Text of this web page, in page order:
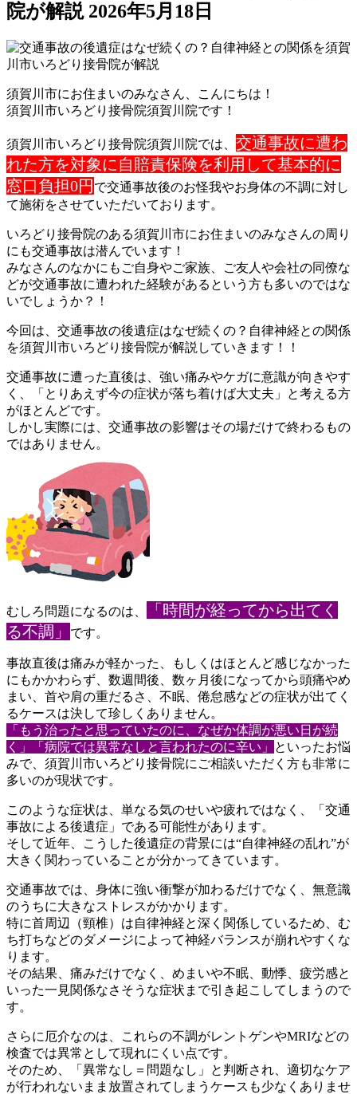
院が解説 2026年5月18日
須賀川市にお住まいのみなさん、こんにちは！
須賀川市いろどり接骨院須賀川院です！
須賀川市いろどり接骨院須賀川院では、 交通事故に遭わ
れた方を対象に自賠責保険を利用して基本的に
窓口負担0円 で交通事故後のお怪我やお身体の不調に対し
て施術をさせていただいております。
いろどり接骨院のある須賀川市にお住まいのみなさんの周り
にも交通事故は潜んでいます！
みなさんのなかにもご自身やご家族、ご友人や会社の同僚な
どが交通事故に遭われた経験があるという方も多いのではな
いでしょうか ？！
今回は、交通事故の後遺症はなぜ続くの？自律神経との関係
を須賀 川市いろどり接骨院が解説していきます！！
交通事故に遭った直後は、強い痛みやケガに意識が向きやす
く、「 とりあえず今の症状が落ち着けば大丈夫」と考える方
がほとんどです。
しかし実際には、交通事故の影響はその場だけで終わるもの
ではあ りません。
むしろ問題になるのは、
「時間が経ってから出てく
る不調」
です。
事故直後は痛みが軽かった、もしくはほとんど感じなかった
にもかかわらず、数週間後、数ヶ月後になってから頭痛やめ
まい、 首や肩の重だるさ、不眠、倦怠感などの症状が出てく
るケースは決して珍しくありません。
「もう治ったと思っていたのに、なぜか体調が悪い日が続
く」「病院では異常なしと言われたのに辛い」
といったお悩
みで、須賀川市いろどり接骨院にご相談いただく方も非常に
多いのが現状です。
このような症状は、単なる気のせいや疲れではなく、「交通
事故に よる後遺症」である可能性があります。
そして近年、こうした後遺症の背景には“自律神経の乱れ”が
大き く関わっていることが分かってきています。
交通事故では、身体に強い衝撃が加わるだけでなく、無意識
のうちに大きなストレスがかかります。
特に首周辺（頸椎）は自律神経と深く関係しているため、む
ち打ちなどのダメージによって神経バランスが崩れやすくな
ります。
その結果、痛みだけでなく、めまいや不眠、動悸、疲労感と
いった一見関係なさそうな症状まで引き起こしてしまうので
す。
さらに厄介なのは、これらの不調がレントゲンやMRIなどの
検査では異常として現れにくい点です。
そのため、「異常なし＝問題なし」と判断され、適切なケア
が行われないまま放置されてしまうケースも少なくありませ